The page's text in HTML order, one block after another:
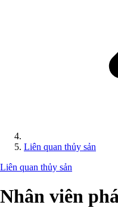
Liên quan thủy sản
Liên quan thủy sản
Nhân viên